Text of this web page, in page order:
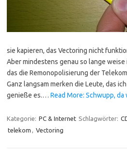
sie kapieren, das Vectoring nicht
Aber mindestens genau so lange
das die Remonopolisierung der
Ganz langsam merken die Leute, das
genieße es.… Read More: Schwupp,
Kategorie: PC & Internet Schlagwörter:
telekom
Vectoring